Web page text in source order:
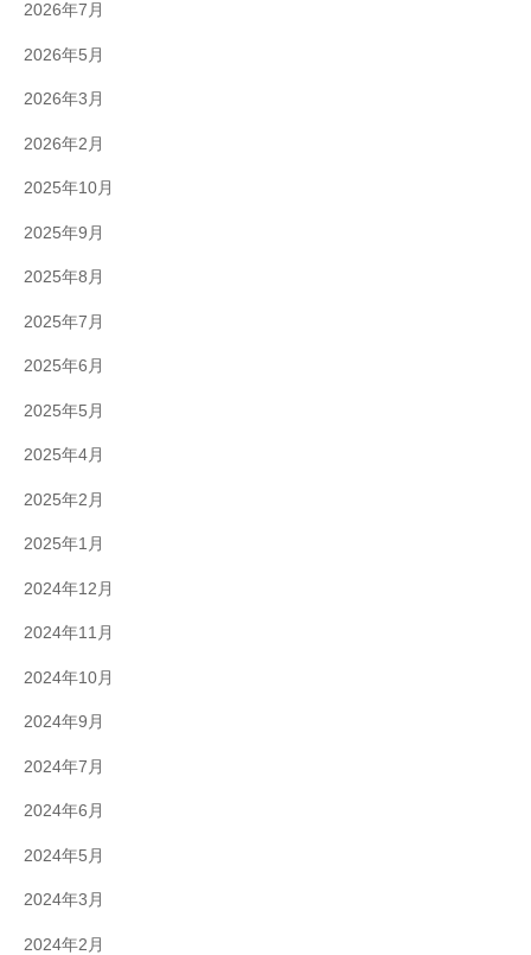
2026年7月
2026年5月
2026年3月
2026年2月
2025年10月
2025年9月
2025年8月
2025年7月
2025年6月
2025年5月
2025年4月
2025年2月
2025年1月
2024年12月
2024年11月
2024年10月
2024年9月
2024年7月
2024年6月
2024年5月
2024年3月
2024年2月